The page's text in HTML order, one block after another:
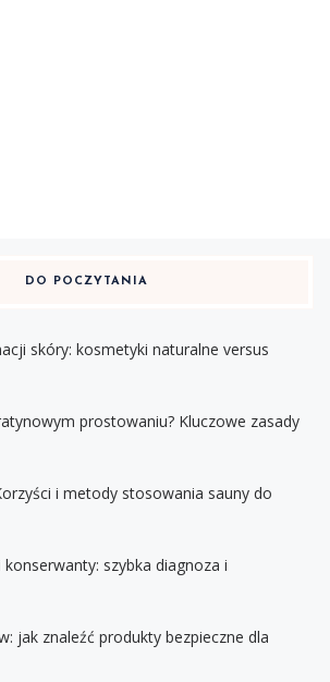
DO POCZYTANIA
skóry: kosmetyki naturalne versus
prostowaniu? Kluczowe zasady
i metody stosowania sauny do
szybka diagnoza i
jak znaleźć produkty bezpieczne dla